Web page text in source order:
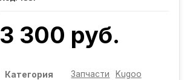
3 300 руб.
Категория Запчасти
Kugoo